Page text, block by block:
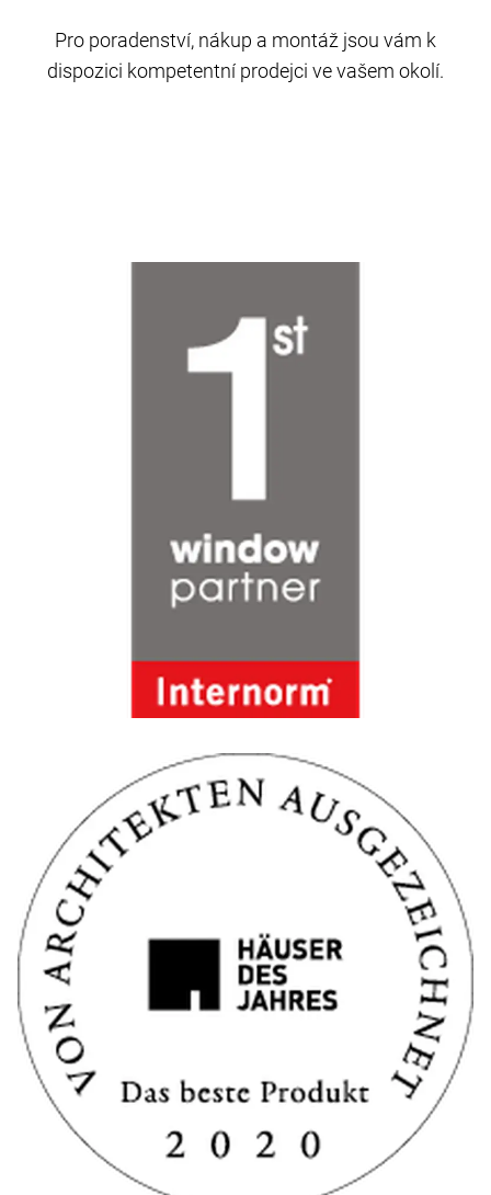
Pro poradenství, nákup a montáž jsou vám k
dispozici kompetentní prodejci ve vašem okolí.